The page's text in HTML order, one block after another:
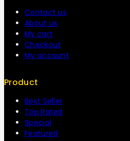
Contact us
About us
My cart
Checkout
My account
Product
Best Seller
Top Rated
Special
Featured